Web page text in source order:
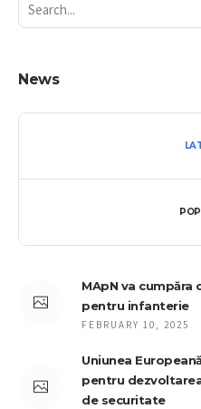
News
MApN va
pentru infanterie
FEBRUARY 10, 2025
Uniunea
pentru
de securitate